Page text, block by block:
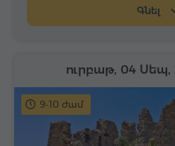
Գնել
9-10 ժամ
ուրբաթ, 04 Սեպ,